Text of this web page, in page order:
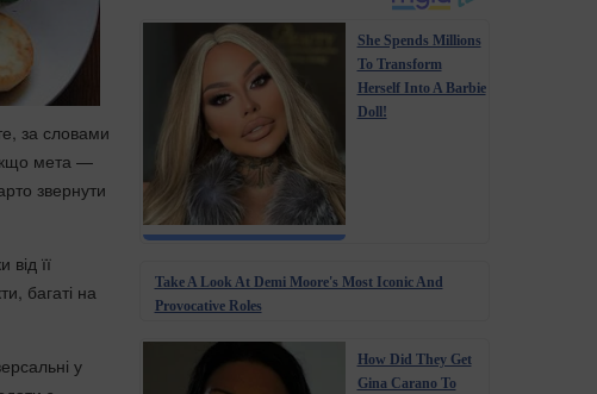
за словами
мета —
звернути
від її
багаті на
у
She Spends Millions
To Transform
Herself Into A Barbie
Doll!
Take A Look At Demi Moore's Most Iconic And
Provocative Roles
How Did They Get
Gina Carano To